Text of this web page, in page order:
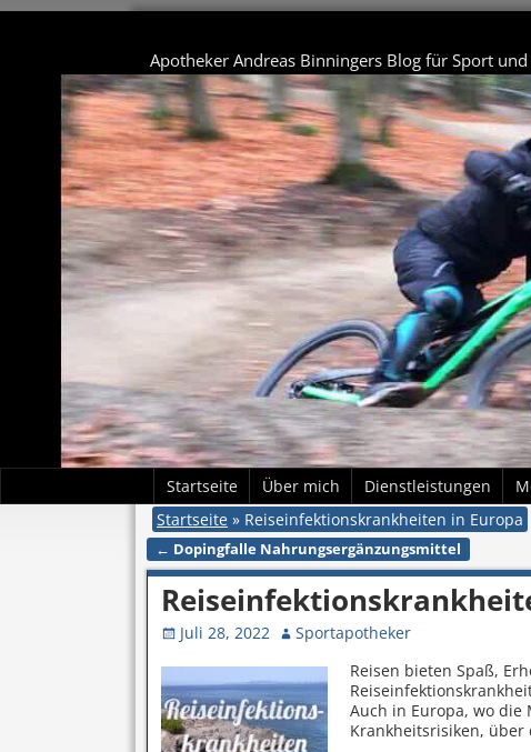
Apotheker Andreas Binningers Blog für Sport
Startseite Über mich Dienstleistungen
Startseite » Reiseinfektionskrankheiten in Europa
Artikelnavigation
← Dopingfalle Nahrungsergänzungsmittel
Juli 28, 2022
Sportapotheker
Reisen bieten Spaß,
Auch in Europa, wo
Krankheitsrisiken,